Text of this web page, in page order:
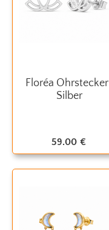
Floréa Ohrstecker |
Silber
59.00 €